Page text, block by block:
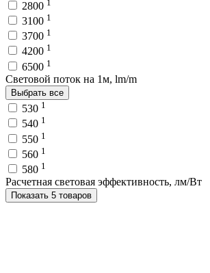
2800
3100 1
3700 1
4200 1
6500 1
Световой поток на 1м, lm/m
Выбрать все
530 1
540 1
550 1
560 1
580 1
Расчетная световая эффективность, лм/Вт
Показать 5 товаров